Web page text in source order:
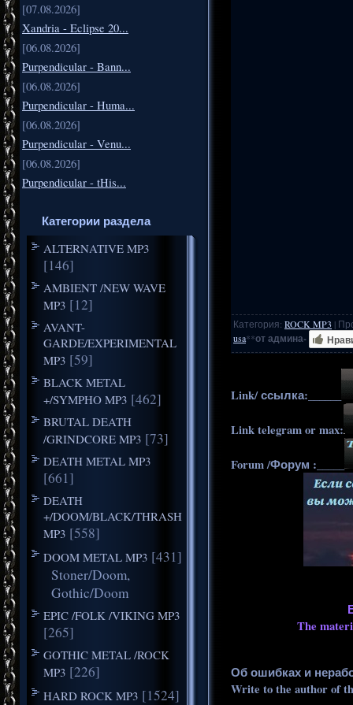
[07.08.2026]
Xandria - Eclipse 20...
[06.08.2026]
Purpendicular - Bann...
[06.08.2026]
Purpendicular - Huma...
[06.08.2026]
Purpendicular - Venu...
[06.08.2026]
Purpendicular - tHis...
Категории раздела
ALTERNATIVE MP3
[146]
AMBIENT /NEW WAVE
MP3 [12]
AVANT-
GARDE/EXPERIMENTAL
MP3 [59]
BLACK METAL
+/SYMPHO MP3 [462]
BRUTAL DEATH
/GRINDCORE MP3 [73]
DEATH METAL MP3
[661]
DEATH
+/DOOM/BLACK/THRASH
MP3 [558]
DOOM METAL MP3 [431]
Stoner/Doom,
Gothic/Doom
EPIC /FOLK /VIKING MP3
[265]
GOTHIC METAL /ROCK
MP3 [226]
HARD ROCK MP3 [1524]
Категория: ROCK MP3 |
usa**от админа-
Link/ ссылка:______
Link telegram or max:
Forum /Форум :_____
The
Об ошибках и
Write to the author of